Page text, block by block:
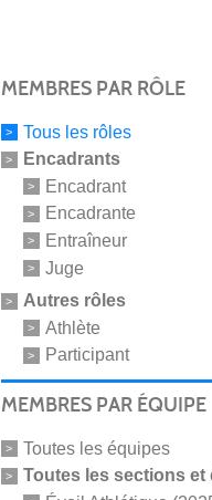
MEMBRES PAR RÔLE
Tous les rôles
Encadrants
Encadrant
Encadrante
Entraîneur
Juge
Autres rôles
Athlète
Participant
MEMBRES PAR ÉQUIPE
Toutes les équipes
Toutes les sections et